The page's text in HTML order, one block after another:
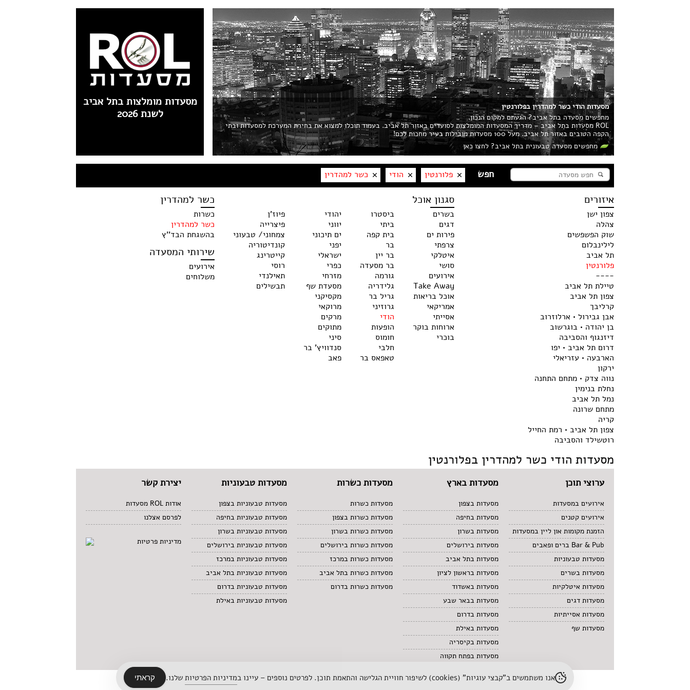
מסעדות מומלצות בתל אביב
לשנת 2026
מסעדות הודי כשר למהדרין בפלורנטין
מחפשים מסעדה בתל אביב? הגעתם למקום הנכון.
ROL מסעדות בתל אביב – מדריך המסעדות המומלצות לסועדים באזור תל אביב. בעמוד תוכלו למצוא את בחירת המערכת למסעדות ובתי
הקפה הטובים באזור תל אביב. מעל 100 מסעדות מובילות בעיר מחכות לכם!
מחפשים מסעדה טבעונית בתל אביב? לחצו כאן
פלורנטין הודי כשר למהדרין
איזורים
צפון ישן
צהלה
שוק הפשפשים
לילינבלום
תל אביב
פלורנטין
----
טיילת תל אביב
צפון תל אביב
קרליבך
אבן גבירול • ארלוזרוב
בן יהודה • בוגרשוב
דיזנגוף והסביבה
דרום תל אביב • יפו
הארבעה • עזריאלי
ירקון
נווה צדק • מתחם התחנה
נחלת בנימין
נמל תל אביב
מתחם שרונה
קריה
צפון תל אביב • רמת החייל
רוטשילד והסביבה
סגנון אוכל
בשרים
דגים
פירות ים
צרפתי
איטלקי
סושי
אירועים
Take Away
אוכל בריאות
אמריקאי
אסייתי
ארוחות בוקר
בוכרי
ביסטרו
ביתי
בית קפה
בר
בר יין
בר מסעדה
גורמה
גלידריה
גריל בר
גרוזיני
הודי
הופעות
חומוס
חלבי
טאפאס בר
יהודי
יווני
ים תיכוני
יפני
ישראלי
כפרי
מזרחי
מסעדת שף
מקסיקני
מרוקאי
מרקים
מתוקים
סיני
סנדוויץ' בר
פאב
פיוז'ן
פיצרייה
צמחוני/ טבעוני
קונדיטוריה
קייטרינג
רוסי
תאילנדי
תבשילים
כשר למהדרין
כשרות
כשר למהדרין
בהשגחת הבד''ץ
שירותי המסעדה
אירועים
משלוחים
מסעדות הודי כשר למהדרין בפלורנטין
ערוצי תוכן
אירועים במסעדות
אירועים קטנים
הזמנת מקומות און ליין במסעדות
Bar & Pub ברים ופאבים
מסעדות טבעוניות
מסעדות בשרים
מסעדות איטלקיות
מסעדות דגים
מסעדות אסייתיות
מסעדות שף
מסעדות בארץ
מסעדות בצפון
מסעדות בחיפה
מסעדות בשרון
מסעדות בירושלים
מסעדות בתל אביב
מסעדות בראשון לציון
מסעדות באשדוד
מסעדות בבאר שבע
מסעדות בדרום
מסעדות באילת
מסעדות בקיסריה
מסעדות בפתח תקווה
מסעדות כשרות
מסעדות כשרות
מסעדות כשרות בצפון
מסעדות כשרות בשרון
מסעדות כשרות בירושלים
מסעדות כשרות במרכז
מסעדות כשרות בתל אביב
מסעדות כשרות בדרום
מסעדות טבעוניות
מסעדות טבעוניות בצפון
מסעדות טבעוניות בחיפה
מסעדות טבעוניות בשרון
מסעדות טבעוניות בירושלים
מסעדות טבעוניות במרכז
מסעדות טבעוניות בתל אביב
מסעדות טבעוניות בדרום
מסעדות טבעוניות באילת
יצירת קשר
אודות ROL מסעדות
לפרסם אצלנו
מדיניות פרטיות
אנו משתמשים ב"קבצי עוגיות" (cookies) לשיפור חוויית הגלישה והתאמת תוכן. לפרטים נוספים – עיינו ב מדיניות הפרטיות שלנו. קראתי